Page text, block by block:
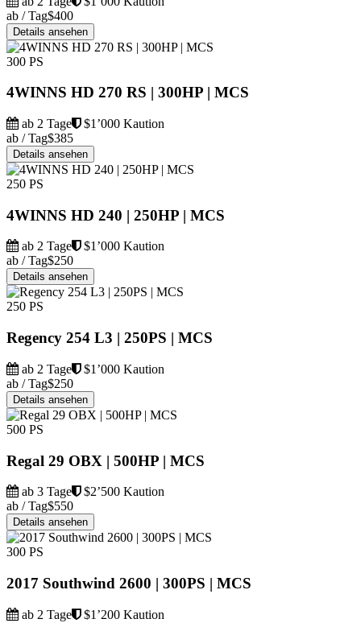
ab / Tag$400
Details ansehen
300 PS
4WINNS HD 270 RS | 300HP | MCS
ab 2 Tage
$1’000 Kaution
ab / Tag$385
Details ansehen
250 PS
4WINNS HD 240 | 250HP | MCS
ab 2 Tage
$1’000 Kaution
ab / Tag$250
Details ansehen
250 PS
Regency 254 L3 | 250PS | MCS
ab 2 Tage
$1’000 Kaution
ab / Tag$250
Details ansehen
500 PS
Regal 29 OBX | 500HP | MCS
ab 3 Tage
$2’500 Kaution
ab / Tag$550
Details ansehen
300 PS
2017 Southwind 2600 | 300PS | MCS
ab 2 Tage
$1’200 Kaution